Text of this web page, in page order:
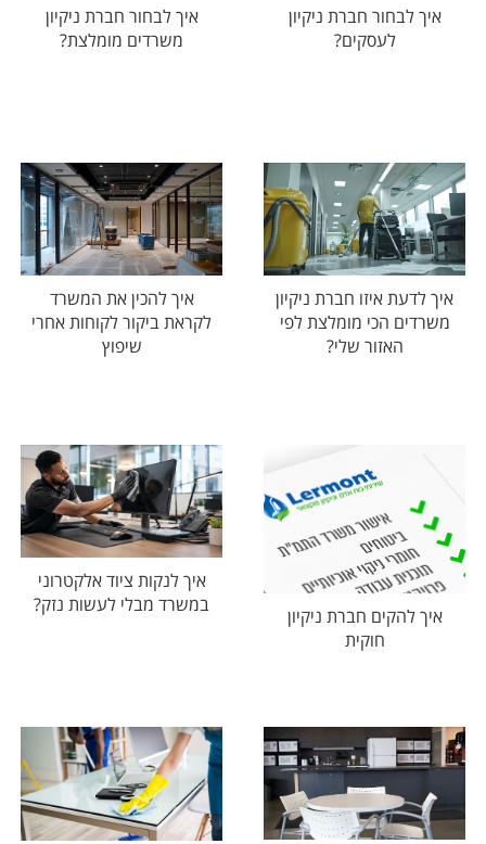
איך לבחור חברת ניקיון
לעסקים?
איך לבחור חברת ניקיון
משרדים מומלצת?
איך לדעת איזו חברת ניקיון
משרדים הכי מומלצת לפי
האזור שלי?
איך להכין את המשרד
לקראת ביקור לקוחות אחרי
שיפוץ
איך להקים חברת ניקיון
חוקית
איך לנקות ציוד אלקטרוני
במשרד מבלי לעשות נזק?